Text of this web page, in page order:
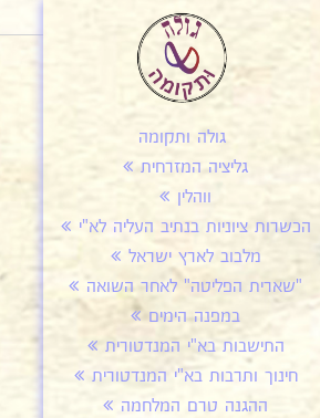
גולה ותקומה
גליציה המזרחית
ווהלין
הכשרות ציוניות בנתיב העליה לא"י
מלבוב לארץ ישראל
"שארית הפליטה" לאחר השואה
במפנה הימים
התישבות בא"י המנדטורית
חינוך ותרבות בא"י המנדטורית
ההגנה טרם המלחמה